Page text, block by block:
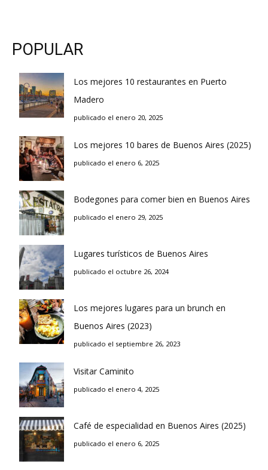
POPULAR
Los mejores 10 restaurantes en Puerto
Madero
publicado el enero 20, 2025
Los mejores 10 bares de Buenos Aires (2025)
publicado el enero 6, 2025
Bodegones para comer bien en Buenos Aires
publicado el enero 29, 2025
Lugares turísticos de Buenos Aires
publicado el octubre 26, 2024
Los mejores lugares para un brunch en
Buenos Aires (2023)
publicado el septiembre 26, 2023
Visitar Caminito
publicado el enero 4, 2025
Café de especialidad en Buenos Aires (2025)
publicado el enero 6, 2025